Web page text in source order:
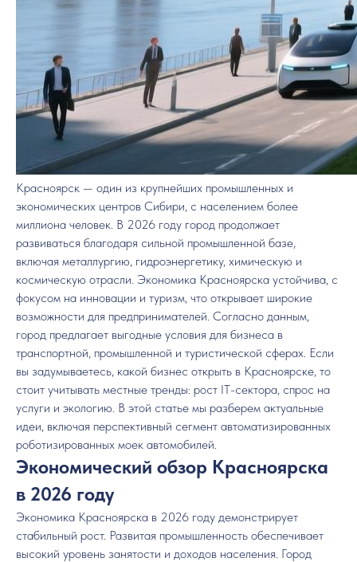
Красноярск — один из крупнейших промышленных и
экономических центров Сибири, с населением более
миллиона человек. В 2026 году город продолжает
развиваться благодаря сильной промышленной базе,
включая металлургию, гидроэнергетику, химическую и
космическую отрасли. Экономика Красноярска устойчива, с
фокусом на инновации и туризм, что открывает широкие
возможности для предпринимателей. Согласно данным,
город предлагает выгодные условия для бизнеса в
транспортной, промышленной и туристической сферах. Если
вы задумываетесь, какой бизнес открыть в Красноярске, то
стоит учитывать местные тренды: рост IT-сектора, спрос на
услуги и экологию. В этой статье мы разберем актуальные
идеи, включая перспективный сегмент автоматизированных
роботизированных моек автомобилей.
Экономический обзор Красноярска
в 2026 году
Экономика Красноярска в 2026 году демонстрирует
стабильный рост. Развитая промышленность обеспечивает
высокий уровень занятости и доходов населения. Город